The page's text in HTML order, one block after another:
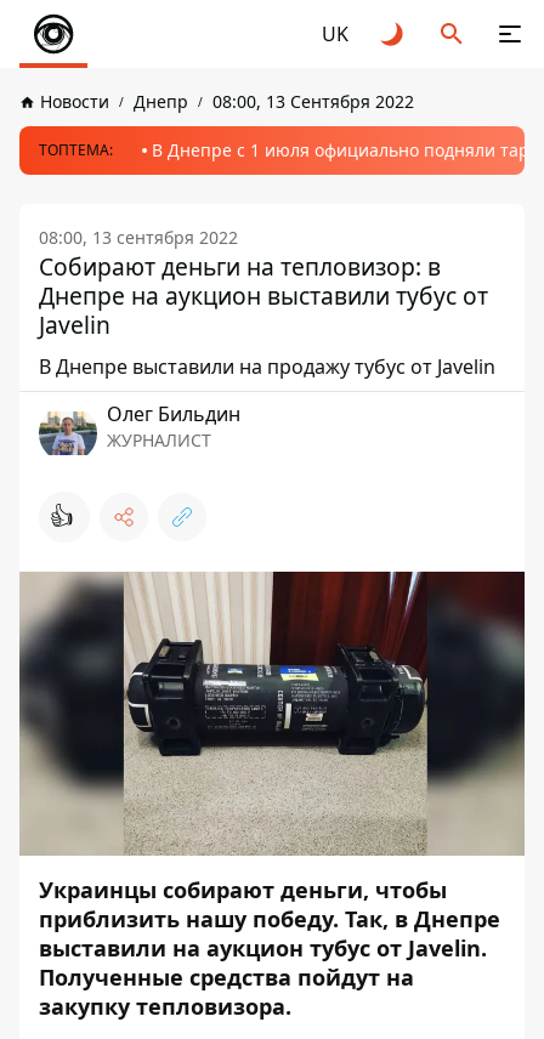
UK
Новости Днепр 08:00, 13 Сентября 2022
ТОПТЕМА: В Днепре с 1 июля официально подняли
08:00, 13 сентября 2022
Собирают деньги на тепловизор: в
Днепре на аукцион выставили тубус от
Javelin
В Днепре выставили на продажу тубус от Javelin
Олег Бильдин
ЖУРНАЛИСТ
👍
Украинцы собирают деньги, чтобы
приблизить нашу победу. Так, в Днепре
выставили на аукцион тубус от Javelin.
Полученные средства пойдут на
закупку тепловизора.